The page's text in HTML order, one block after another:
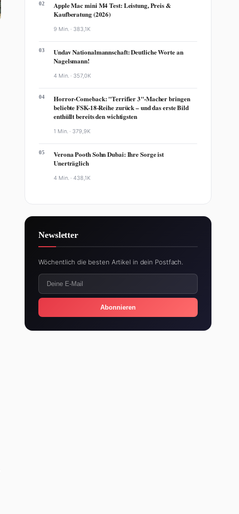
02
Apple Mac mini M4 Test: Leistung, Preis &
Kaufberatung (2026)
9 Min. · 383,1K
03
Undav Nationalmannschaft: Deutliche Worte an
Nagelsmann!
4 Min. · 357,0K
04
Horror-Comeback: "Terrifier 3"-Macher bringen
beliebte FSK-18-Reihe zurück – und das erste Bild
enthüllt bereits den wichtigsten
1 Min. · 379,9K
05
Verona Pooth Sohn Dubai: Ihre Sorge ist
Unerträglich
4 Min. ·438,1K
Newsletter
Wöchentlich die besten Artikel in dein Postfach.
Abonnieren